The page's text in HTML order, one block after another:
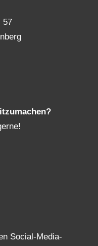
57
Social-Media-